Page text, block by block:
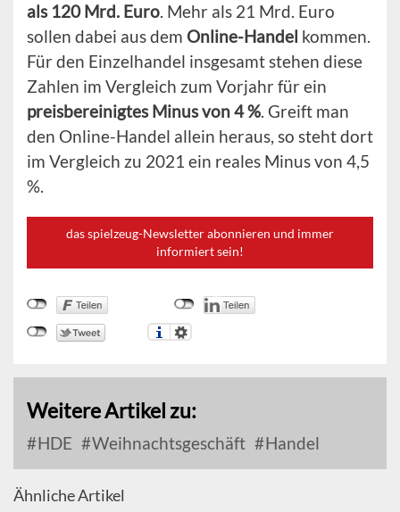
als 120 Mrd. Euro. Mehr als 21 Mrd. Euro
sollen dabei aus dem Online-Handel kommen.
Für den Einzelhandel insgesamt stehen diese
Zahlen im Vergleich zum Vorjahr für ein
preisbereinigtes Minus von 4 %. Greift man
den Online-Handel allein heraus, so steht dort
im Vergleich zu 2021 ein reales Minus von 4,5
%.
das spielzeug-Newsletter abonnieren und immer
informiert sein!
Weitere Artikel zu:
HDE Weihnachtsgeschäft Handel
Ähnliche Artikel